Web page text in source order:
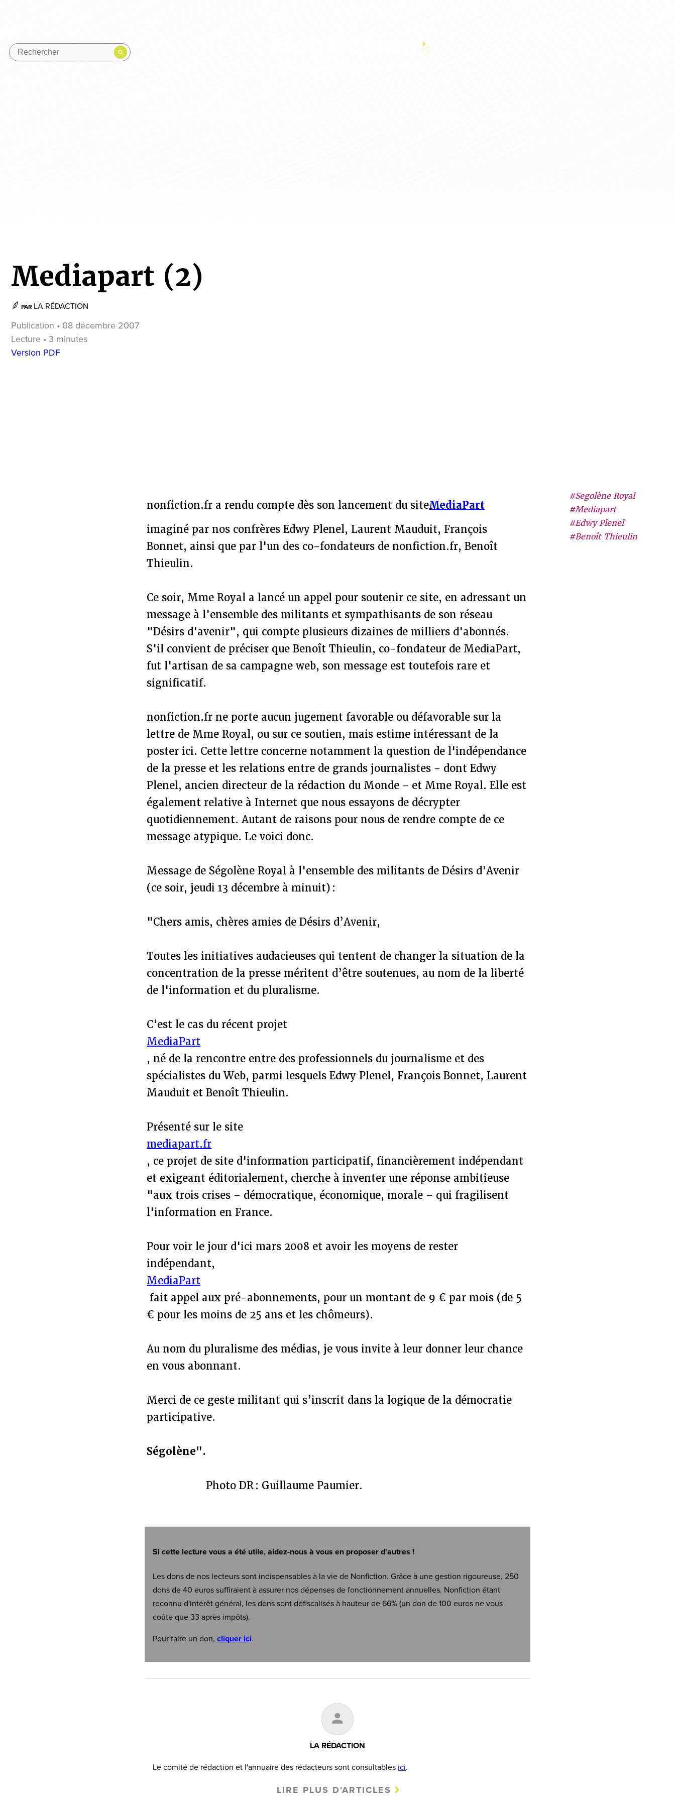
Mediapart (2)
PAR LA RÉDACTION
Publication • 08 décembre 2007
Lecture • 3 minutes
Version PDF
#Segolène Royal
#Mediapart
#Edwy Plenel
#Benoît Thieulin
nonfiction.fr a rendu compte dès son lancement du siteMediaPart
imaginé par nos confrères Edwy Plenel, Laurent Mauduit, François
Bonnet, ainsi que par l'un des co-fondateurs de nonfiction.fr, Benoît
Thieulin.
Ce soir, Mme Royal a lancé un appel pour soutenir ce site, en adressant un
message à l'ensemble des militants et sympathisants de son réseau
"Désirs d'avenir", qui compte plusieurs dizaines de milliers d'abonnés.
S'il convient de préciser que Benoît Thieulin, co-fondateur de MediaPart,
fut l'artisan de sa campagne web, son message est toutefois rare et
significatif.
nonfiction.fr ne porte aucun jugement favorable ou défavorable sur la
lettre de Mme Royal, ou sur ce soutien, mais estime intéressant de la
poster ici. Cette lettre concerne notamment la question de l'indépendance
de la presse et les relations entre de grands journalistes - dont Edwy
Plenel, ancien directeur de la rédaction du Monde - et Mme Royal. Elle est
également relative à Internet que nous essayons de décrypter
quotidiennement. Autant de raisons pour nous de rendre compte de ce
message atypique. Le voici donc.
Message de Ségolène Royal à l'ensemble des militants de Désirs d'Avenir
(ce soir, jeudi 13 décembre à minuit) :
"Chers amis, chères amies de Désirs d’Avenir,
Toutes les initiatives audacieuses qui tentent de changer la situation de la
concentration de la presse méritent d’être soutenues, au nom de la liberté
de l'information et du pluralisme.
C'est le cas du récent projet
MediaPart
, né de la rencontre entre des professionnels du journalisme et des
spécialistes du Web, parmi lesquels Edwy Plenel, François Bonnet, Laurent
Mauduit et Benoît Thieulin.
Présenté sur le site
mediapart.fr
, ce projet de site d'information participatif, financièrement indépendant
et exigeant éditorialement, cherche à inventer une réponse ambitieuse
"aux trois crises – démocratique, économique, morale – qui fragilisent
l'information en France.
Pour voir le jour d'ici mars 2008 et avoir les moyens de rester
indépendant,
MediaPart
fait appel aux pré-abonnements, pour un montant de 9 € par mois (de 5
€ pour les moins de 25 ans et les chômeurs).
Au nom du pluralisme des médias, je vous invite à leur donner leur chance
en vous abonnant.
Merci de ce geste militant qui s’inscrit dans la logique de la démocratie
participative.
Ségolène".
Photo DR : Guillaume Paumier.
Si cette lecture vous a été utile, aidez-nous à vous en proposer d'autres !
Les dons de nos lecteurs sont indispensables à la vie de Nonfiction. Grâce à une gestion rigoureuse, 250
dons de 40 euros suffiraient à assurer nos dépenses de fonctionnement annuelles. Nonfiction étant
reconnu d'intérêt général, les dons sont défiscalisés à hauteur de 66% (un don de 100 euros ne vous
coûte que 33 après impôts).
Pour faire un don, cliquer ici.
LA RÉDACTION
Le comité de rédaction et l'annuaire des rédacteurs sont consultables ici.
LIRE PLUS D'ARTICLES